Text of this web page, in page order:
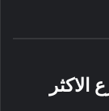
الاكثر